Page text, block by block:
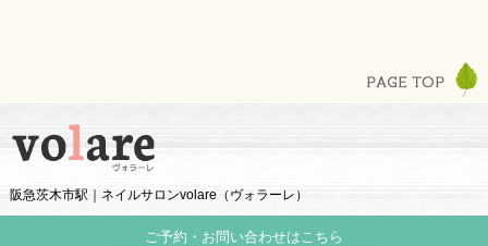
阪急茨木市駅｜ネイルサロンvolare（ヴォラーレ）
ご予約・お問い合わせはこちら